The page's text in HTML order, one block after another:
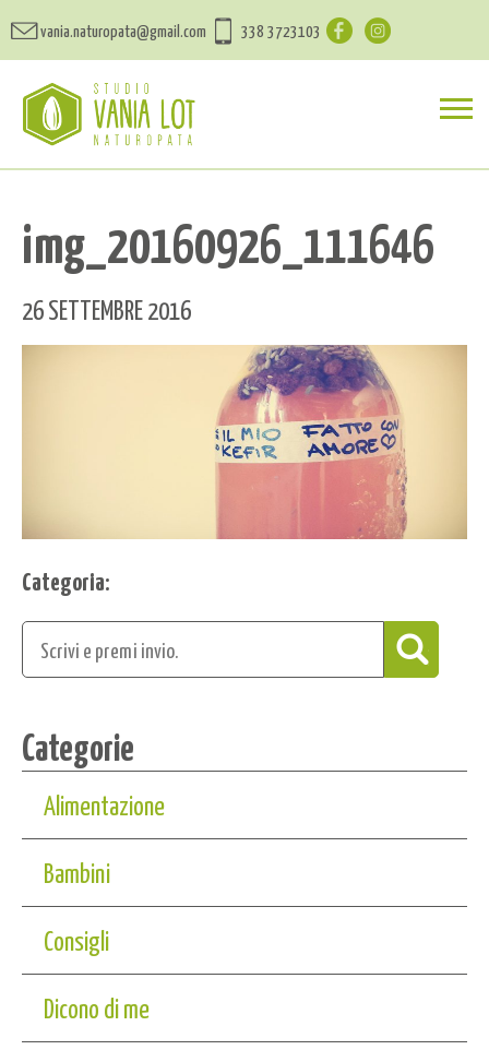
vania.naturopata@gmail.com 338 3723103
img_20160926_111646
26 SETTEMBRE 2016
Categoria:
Categorie
Alimentazione
Bambini
Consigli
Dicono di me